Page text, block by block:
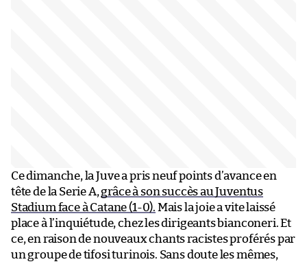
Ce dimanche, la Juve a pris neuf points d’avance en
tête de la Serie A,grâce à son succès au Juventus
Stadium face à Catane (1-0). Mais la joie a vite laissé
place à l’inquiétude, chez les dirigeants bianconeri. Et
ce, en raison de nouveaux chants racistes proférés par
un groupe de tifosi turinois. Sans doute les mêmes,